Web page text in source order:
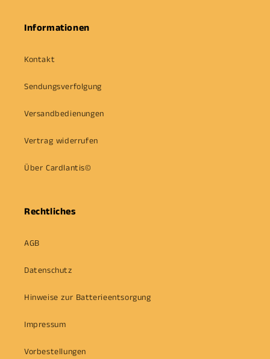
Informationen
Kontakt
Sendungsverfolgung
Versandbedienungen
Vertrag widerrufen
Über Cardlantis©
Rechtliches
AGB
Datenschutz
Hinweise zur Batterieentsorgung
Impressum
Vorbestellungen